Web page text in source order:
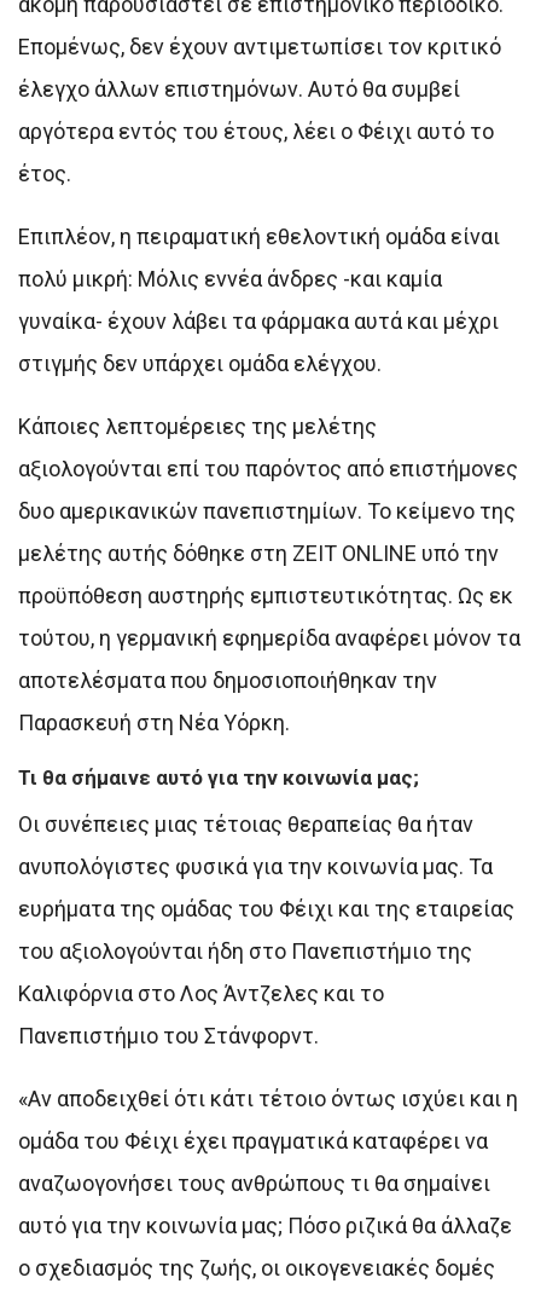
Επομένως, δεν έχουν αντιμετωπίσει τον κριτικό
έλεγχο άλλων επιστημόνων. Αυτό θα συμβεί
αργότερα εντός του έτους, λέει ο Φέιχι αυτό το
έτος.
Επιπλέον, η πειραματική εθελοντική ομάδα είναι
πολύ μικρή: Μόλις εννέα άνδρες -και καμία
γυναίκα- έχουν λάβει τα φάρμακα αυτά και μέχρι
στιγμής δεν υπάρχει ομάδα ελέγχου.
Κάποιες λεπτομέρειες της μελέτης
αξιολογούνται επί του παρόντος από επιστήμονες
δυο αμερικανικών πανεπιστημίων. Το κείμενο της
μελέτης αυτής δόθηκε στη ZEIT ONLINE υπό την
προϋπόθεση αυστηρής εμπιστευτικότητας. Ως εκ
τούτου, η γερμανική εφημερίδα αναφέρει μόνον τα
αποτελέσματα που δημοσιοποιήθηκαν την
Παρασκευή στη Νέα Υόρκη.
Τι θα σήμαινε αυτό για την κοινωνία μας;
Οι συνέπειες μιας τέτοιας θεραπείας θα ήταν
ανυπολόγιστες φυσικά για την κοινωνία μας. Τα
ευρήματα της ομάδας του Φέιχι και της εταιρείας
του αξιολογούνται ήδη στο Πανεπιστήμιο της
Καλιφόρνια στο Λος Άντζελες και το
Πανεπιστήμιο του Στάνφορντ.
«Αν αποδειχθεί ότι κάτι τέτοιο όντως ισχύει και η
ομάδα του Φέιχι έχει πραγματικά καταφέρει να
αναζωογονήσει τους ανθρώπους τι θα σημαίνει
αυτό για την κοινωνία μας; Πόσο ριζικά θα άλλαζε
ο σχεδιασμός της ζωής, οι οικογενειακές δομές